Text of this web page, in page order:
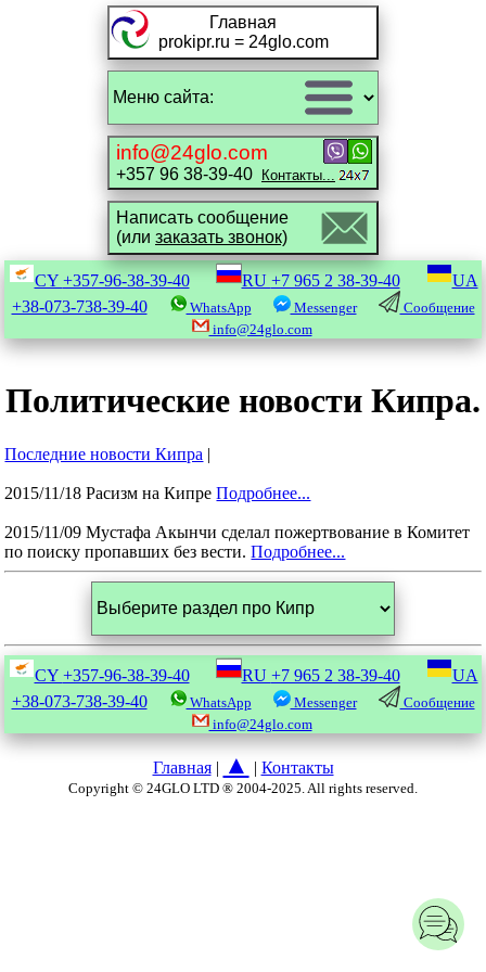
Главная
prokipr.ru = 24glo.com
info@24glo.com
+357 96 38-39-40 Контакты...
Написать сообщение
(или заказать звонок)
CY +357-96-38-39-40 RU +7 965 2 38-39-40
UA
+38-073-738-39-40
WhatsApp Messenger
Сообщение
info@24glo.com
Политические новости Кипра.
Последние новости Кипра |
2015/11/18 Расизм на КипреПодробнее...
2015/11/09 Мустафа Акынчи сделал пожертвование в Комитет
по поиску пропавших без вести.Подробнее...
CY +357-96-38-39-40 RU +7 965 2 38-39-40
UA
+38-073-738-39-40
WhatsApp Messenger
Сообщение
info@24glo.com
Главная| ▲ | Контакты
Copyright © 24GLO LTD ® 2004-2025. All rights reserved.